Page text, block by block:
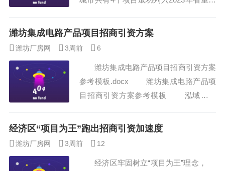
其中，诸城泰石投资控股集团智能网
网联和新能源专用车基地，形成全国标准
化专用车生产基地集群。 山东谷雨
生物科技有限公司生...
潍坊集成电路产品项目招商引资方案
潍坊厂房网 3周前 6
潍坊集成电路产品项目招商引资方案
参考模板.docx 潍坊集成电路产品项
目招商引资方案参考模板 泓域咨询
第一章背景及必要性22第二章项目总论26
公司合并利润表主要数据34泓域咨询潍坊
经济区“项目为王”跑出招商引资加速度
潍坊厂房网 3周前 12
经济区牢固树立“项目为王”理念，